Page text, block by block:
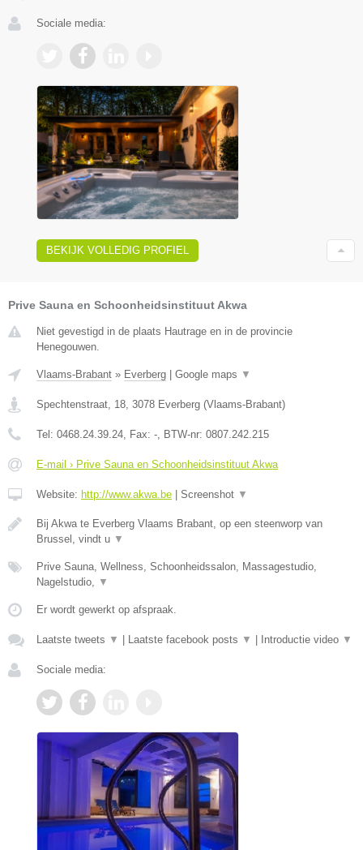
Sociale media:
BEKIJK VOLLEDIG PROFIEL
Prive Sauna en Schoonheidsinstituut Akwa
Niet gevestigd in de plaats Hautrage en in de provincie
Henegouwen.
Vlaams-Brabant » Everberg Google maps ▼
Spechtenstraat, 18, 3078 Everberg (Vlaams-Brabant)
Tel: 0468.24.39.24, Fax: -, BTW-nr: 0807.242.215
E-mail › Prive Sauna en Schoonheidsinstituut Akwa
Website: http://www.akwa.be Screenshot ▼
Bij Akwa te Everberg Vlaams Brabant, op een steenworp van
Brussel, vindt u ▼
Prive Sauna, Wellness, Schoonheidssalon, Massagestudio,
Nagelstudio, ▼
Er wordt gewerkt op afspraak.
Laatste tweets ▼ Laatste facebook posts ▼ Introductie video ▼
Sociale media: